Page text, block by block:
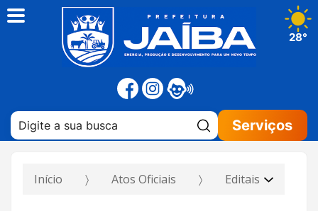
Pesquisar:
Serviços
28°
Início Atos Oficiais Editais